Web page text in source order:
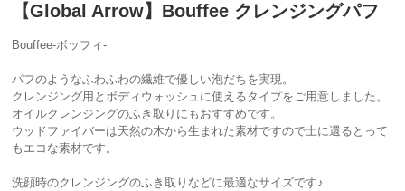
【Global Arrow】Bouffee クレンジングパフ
Bouffee-ボッフィ-
パフのようなふわふわの繊維で優しい泡だちを実現。
クレンジング用とボディウォッシュに使えるタイプをご用意しました。
オイルクレンジングのふき取りにもおすすめです。
ウッドファイバーは天然の木から生まれた素材ですので土に還るとって
もエコな素材です。
洗顔時のクレンジングのふき取りなどに最適なサイズです♪